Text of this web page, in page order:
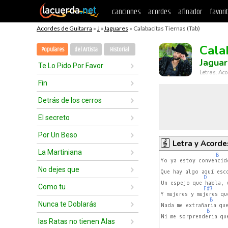
canciones acordes afinador
Acordes de Guitarra » J »Jaguares » Calabacitas Tiernas (Tab)
Populares del Artista Historial
Te Lo Pido Por Favor
Fin
Detrás de los cerros
El secreto
Por Un Beso
La Martiniana
No dejes que
Como tu
Nunca te Doblarás
las Ratas no tienen Alas
Letras,
Letra y
B
Yo ya estoy
Que hay algo aquí
D
Un espejo que habla,
F#7
Y mujeres y mujeres
B
Nada me extrañaria
B
Ni me sorprenderia